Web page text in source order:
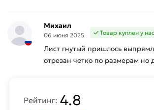
Михаил
06 июня 2025 Товар куплен у нас
Лист гнутый пришлось
отрезан четко по размерам но
Рейтинг: 4.8